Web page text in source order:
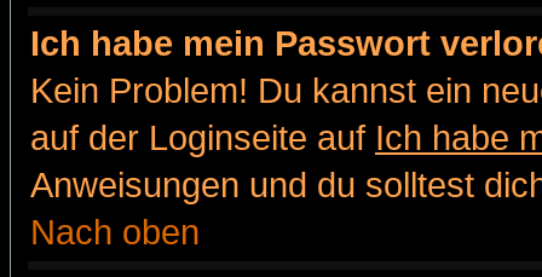
Ich habe mein Passwort
Kein Problem! Du kannst ein
auf der Loginseite auf Ich habe
Anweisungen und du solltest
Nach oben